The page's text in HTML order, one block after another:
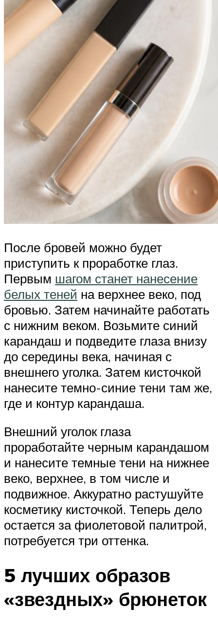
После бровей можно будет
приступить к проработке глаз.
Первым шагом станет нанесение
белых теней на верхнее веко, под
бровью. Затем начинайте работать
с нижним веком. Возьмите синий
карандаш и подведите глаза внизу
до середины века, начиная с
внешнего уголка. Затем кисточкой
нанесите темно-синие тени там же,
где и контур карандаша.
Внешний уголок глаза
проработайте черным карандашом
и нанесите темные тени на нижнее
веко, верхнее, в том числе и
подвижное. Аккуратно растушуйте
косметику кисточкой. Теперь дело
остается за фиолетовой палитрой,
потребуется три оттенка.
5 лучших образов
«звездных» брюнеток